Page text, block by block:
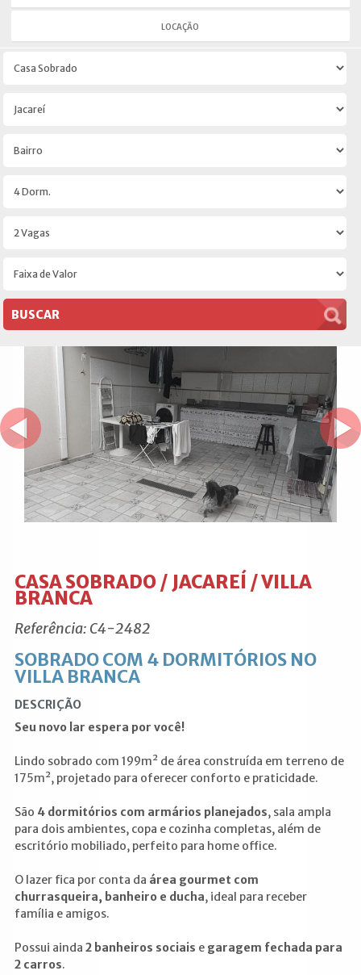
LOCAÇÃO
CASA SOBRADO / JACAREÍ / VILLA
BRANCA
Referência: C4-2482
SOBRADO COM 4 DORMITÓRIOS NO
VILLA BRANCA
DESCRIÇÃO
Seu novo lar espera por você!
Lindo sobrado com 199m² de área construída em terreno de
175m², projetado para oferecer conforto e praticidade.
São 4 dormitórios com armários planejados, sala ampla
para dois ambientes, copa e cozinha completas, além de
escritório mobiliado, perfeito para home office.
O lazer fica por conta da área gourmet com
churrasqueira, banheiro e ducha, ideal para receber
família e amigos.
Possui ainda 2 banheiros sociais e garagem fechada para
2 carros.